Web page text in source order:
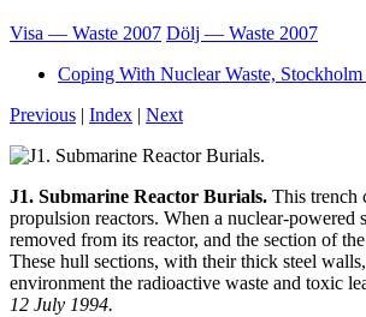
Visa — Waste 2007 Dölj — Waste 2007
Coping With Nuclear Waste,
Previous | Index | Next
J1. Submarine Reactor Burials. This trench
propulsion reactors. When a nuclear-powered
removed from its reactor, and the section of
These hull sections, with their thick steel
environment the radioactive waste and toxic
12 July 1994.